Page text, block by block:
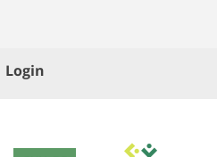
Login